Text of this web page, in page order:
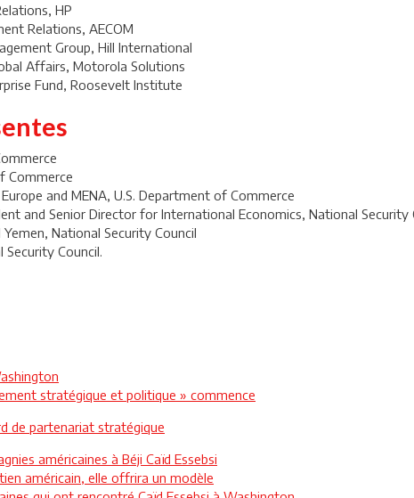
HP
Relations, AECOM
Group, Hill International
Affairs, Motorola Solutions
Fund, Roosevelt Institute
Commerce
and MENA, U.S. Department of Commerce
and Senior Director for International Economics, National Security
National Security Council
Council.
stratégique et politique » commence
de partenariat stratégique
américaines à Béji Caïd Essebsi
américain, elle offrira un modèle